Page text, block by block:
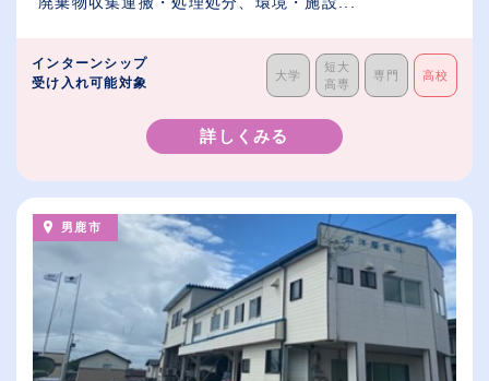
インターンシップ
受け入れ可能対象
大学
短大
高専
専門 高校
詳しくみる
男鹿市